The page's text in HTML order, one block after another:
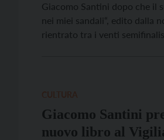
Giacomo Santini dopo che il
nei miei sandali“, edito dalla
rientrato tra i venti
Giacomo Santini
nuovo libro al